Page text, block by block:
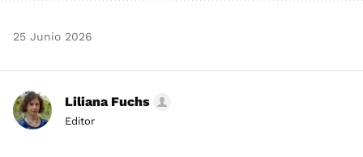
25 Junio 2026
Liliana Fuchs
Editor